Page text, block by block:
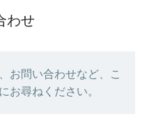
わせ
お問い合わせなど、こ
お尋ねください。